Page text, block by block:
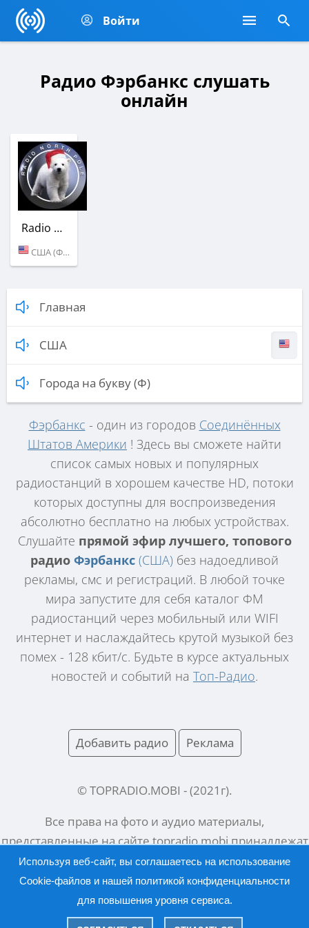
Войти
Радио Фэрбанкс слушать
онлайн
Radio North Pole
США (Фэрбанкс)
Главная
США
Города на букву (Ф)
Фэрбанкс - один из городов Соединённых
Штатов Америки ! Здесь вы сможете найти
список самых новых и популярных
радиостанций в хорошем качестве HD, потоки
которых доступны для воспроизведения
абсолютно бесплатно на любых устройствах.
Слушайте прямой эфир лучшего, топового
радио Фэрбанкс (США) без надоедливой
рекламы, смс и регистраций. В любой точке
мира запустите для себя каталог ФМ
радиостанций через мобильный или WIFI
интернет и наслаждайтесь крутой музыкой без
помех - 128 кбит/с. Будьте в курсе актуальных
новостей и событий на Топ-Радио.
Добавить радио Реклама
© TOPRADIO.MOBI - (2021 г).
Все права на фото и аудио материалы,
представленные на сайтеtopradio.mobiпринадлежат
их законным владельцам.
Русский | English
Используя веб-сайт, вы соглашаетесь на использование
Cookie-файлов и нашей политикой конфиденциальности
для повышения уровня сервиса.